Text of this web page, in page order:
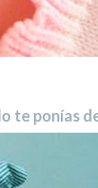
te ponías